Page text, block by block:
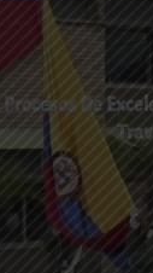
Procesos De